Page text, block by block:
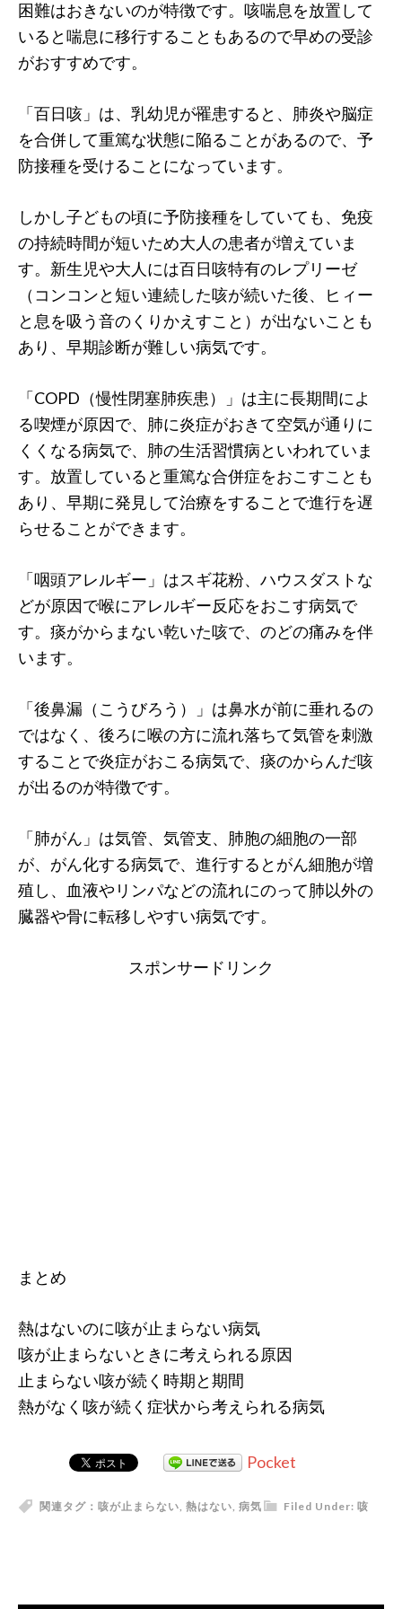
困難はおきないのが特徴です。咳喘息を放置して
いると喘息に移行することもあるので早めの受診
がおすすめです。
「百日咳」は、乳幼児が罹患すると、肺炎や脳症
を合併して重篤な状態に陥ることがあるので、予
防接種を受けることになっています。
しかし子どもの頃に予防接種をしていても、免疫
の持続時間が短いため大人の患者が増えていま
す。新生児や大人には百日咳特有のレプリーゼ
（コンコンと短い連続した咳が続いた後、ヒィー
と息を吸う音のくりかえすこと）が出ないことも
あり、早期診断が難しい病気です。
「COPD（慢性閉塞肺疾患）」は主に長期間によ
る喫煙が原因で、肺に炎症がおきて空気が通りに
くくなる病気で、肺の生活習慣病といわれていま
す。放置していると重篤な合併症をおこすことも
あり、早期に発見して治療をすることで進行を遅
らせることができます。
「咽頭アレルギー」はスギ花粉、ハウスダストな
どが原因で喉にアレルギー反応をおこす病気で
す。痰がからまない乾いた咳で、のどの痛みを伴
います。
「後鼻漏（こうびろう）」は鼻水が前に垂れるの
ではなく、後ろに喉の方に流れ落ちて気管を刺激
することで炎症がおこる病気で、痰のからんだ咳
が出るのが特徴です。
「肺がん」は気管、気管支、肺胞の細胞の一部
が、がん化する病気で、進行するとがん細胞が増
殖し、血液やリンパなどの流れにのって肺以外の
臓器や骨に転移しやすい病気です。
スポンサードリンク
まとめ
熱はないのに咳が止まらない病気
咳が止まらないときに考えられる原因
止まらない咳が続く時期と期間
熱がなく咳が続く症状から考えられる病気
Pocket
Filed Under: 咳
関連タグ： 咳が止まらない, 熱はない, 病気